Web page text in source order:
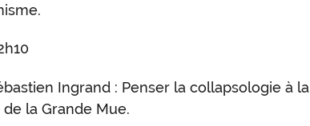
Ingrand : Penser la collapsologie à la
la Grande Mue.